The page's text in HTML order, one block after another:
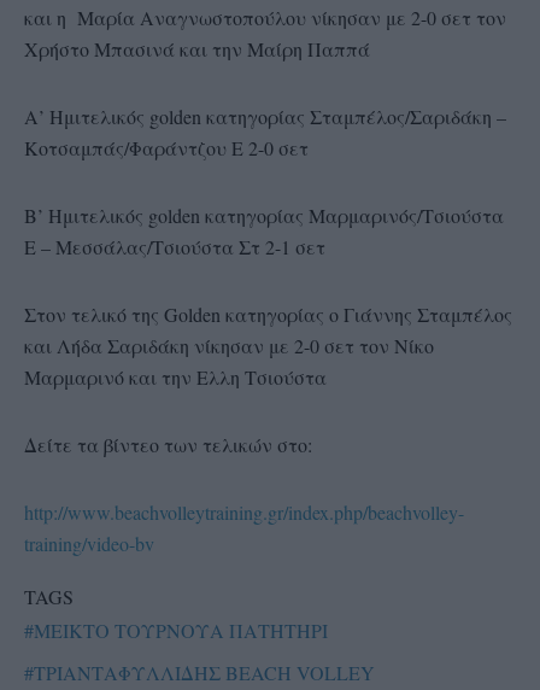
και η Μαρία Αναγνωστοπούλου νίκησαν με 2-0 σετ τον
Χρήστο Μπασινά και την Μαίρη Παππά
Α’ Ημιτελικός golden κατηγορίας Σταμπέλος/Σαριδάκη –
Κοτσαμπάς/Φαράντζου Ε 2-0 σετ
Β’ Ημιτελικός golden κατηγορίας Μαρμαρινός/Τσιούστα
Ε – Μεσσάλας/Τσιούστα Στ 2-1 σετ
Στον τελικό της Golden κατηγορίας ο Γιάννης Σταμπέλος
και Λήδα Σαριδάκη νίκησαν με 2-0 σετ τον Νίκο
Μαρμαρινό και την Ελλη Τσιούστα
Δείτε τα βίντεο των τελικών στο:
http://www.beachvolleytraining.gr/index.php/beachvolley-
training/video-bv
TAGS
#ΜΕΙΚΤΟ ΤΟΥΡΝΟΥΑ ΠΑΤΗΤΗΡΙ
#ΤΡΙΑΝΤΑΦΥΛΛΙΔΗΣ BEACH VOLLEY